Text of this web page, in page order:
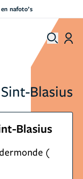
nafoto’s
Blasius
Blasius
(